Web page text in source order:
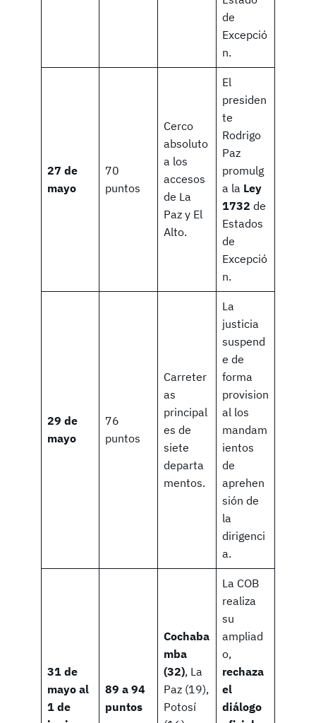
de
Excepció
n.
27 de
mayo
70
puntos
Cerco
absoluto
a los
accesos
de La
Paz y El
Alto.
El
presiden
te
Rodrigo
Paz
promulg
a la Ley
1732 de
Estados
de
Excepció
n.
29 de
mayo
76
puntos
Carreter
as
principal
es de
siete
departa
mentos.
La
justicia
suspend
e de
forma
provision
al los
mandam
ientos
de
aprehen
sión de
la
dirigenci
a.
31 de
mayo al
1 de
89 a 94
puntos
Cochaba
mba
(32), La
Paz (19),
Potosí
La COB
realiza
su
ampliad
o,
rechaza
el
diálogo